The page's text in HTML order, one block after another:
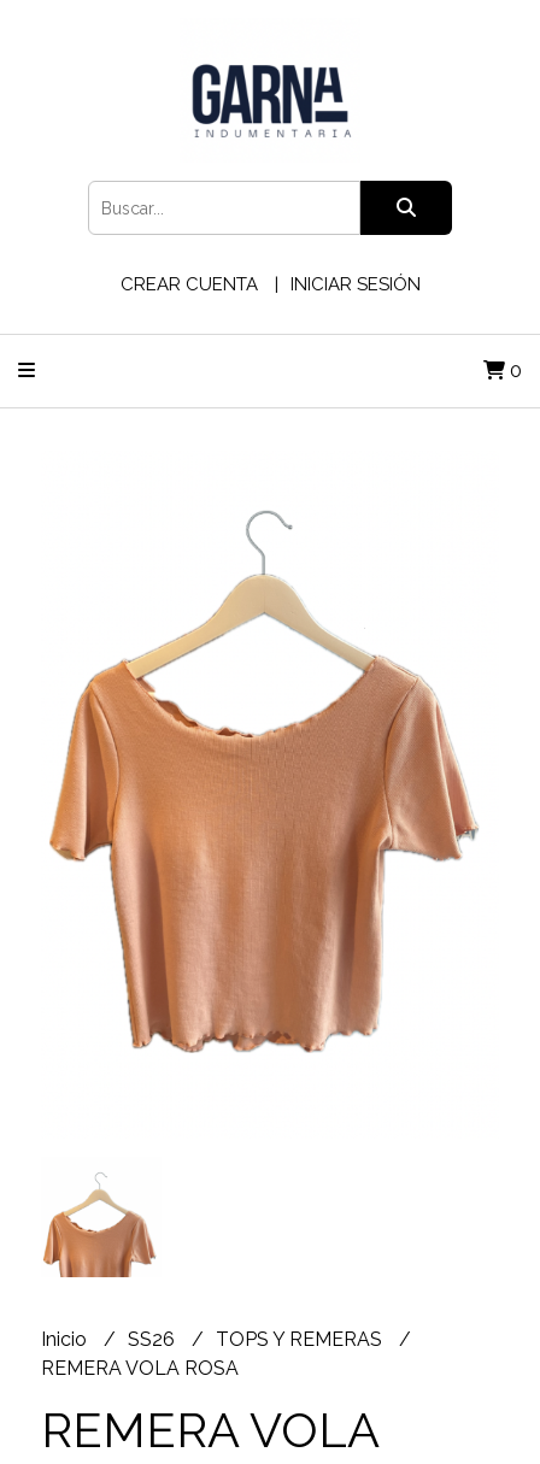
CREAR CUENTA INICIAR SESIÓN
0
Inicio SS26
TOPS Y REMERAS
REMERA VOLA ROSA
REMERA VOLA